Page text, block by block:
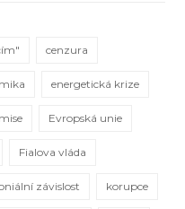
cenzura
energetická krize
Evropská unie
Fialova vláda
závislost korupce